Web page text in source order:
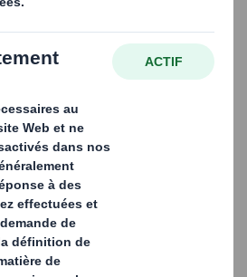
de la crypto-monnaie** Bitcoin,
stocker et transmettre des
transparente et sécurisée.
une base de données
de tous les échanges entre
création. Sans intervention
à chacun de de vérifier la